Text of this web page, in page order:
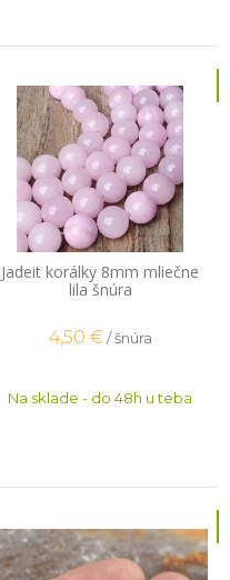
Jadeit korálky 8mm mliečne
lila šnúra
4,50 € / šnúra
Na sklade - do 48h u teba